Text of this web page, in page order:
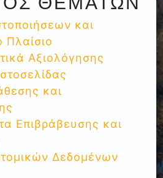
και
Πλαίσιο
Αξιολόγησης
και
Επιβράβευσης και
Δεδομένων